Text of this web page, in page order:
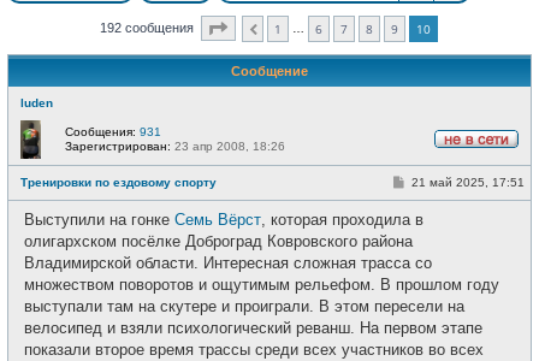
192 сообщения Страница 10
Пред.
1 6 7 8 9 10
Сообщение
luden
е
в
с
Сообщения: 931
Зарегистрирован: 23 апр 2008, 18:26
Тренировки по ездовому спорту
С
б
щ
н
и
21 май 2025, 17:51
Выступили на гонке Семь Вёрст, которая проходила в
олигархском посёлке Доброград Ковровского района
Владимирской области. Интересная сложная трасса со
множеством поворотов и ощутимым рельефом. В прошлом году
выступали там на скутере и проиграли. В этом пересели на
велосипед и взяли психологический реванш. На первом этапе
показали второе время трассы среди всех участников во всех